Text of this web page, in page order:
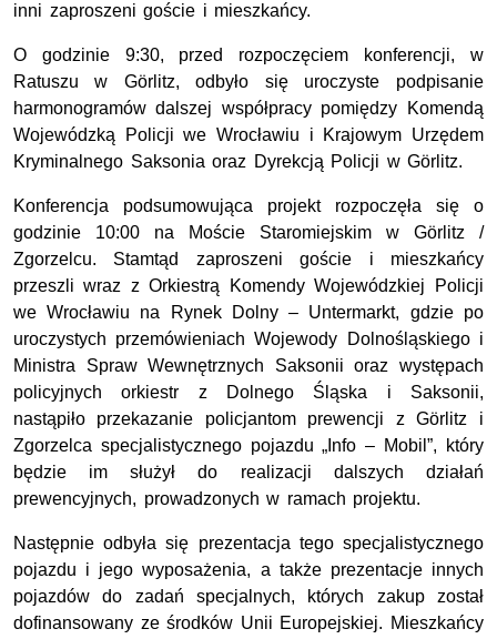
inni zaproszeni goście i mieszkańcy.
O godzinie 9:30, przed rozpoczęciem konferencji, w
Ratuszu w Görlitz, odbyło się uroczyste podpisanie
harmonogramów dalszej współpracy pomiędzy Komendą
Wojewódzką Policji we Wrocławiu i Krajowym Urzędem
Kryminalnego Saksonia oraz Dyrekcją Policji w Görlitz.
Konferencja podsumowująca projekt rozpoczęła się o
godzinie 10:00 na Moście Staromiejskim w Görlitz /
Zgorzelcu. Stamtąd zaproszeni goście i mieszkańcy
przeszli wraz z Orkiestrą Komendy Wojewódzkiej Policji
we Wrocławiu na Rynek Dolny – Untermarkt, gdzie po
uroczystych przemówieniach Wojewody Dolnośląskiego i
Ministra Spraw Wewnętrznych Saksonii oraz występach
policyjnych orkiestr z Dolnego Śląska i Saksonii,
nastąpiło przekazanie policjantom prewencji z Görlitz i
Zgorzelca specjalistycznego pojazdu „Info – Mobil”, który
będzie im służył do realizacji dalszych działań
prewencyjnych, prowadzonych w ramach projektu.
Następnie odbyła się prezentacja tego specjalistycznego
pojazdu i jego wyposażenia, a także prezentacje innych
pojazdów do zadań specjalnych, których zakup został
dofinansowany ze środków Unii Europejskiej. Mieszkańcy